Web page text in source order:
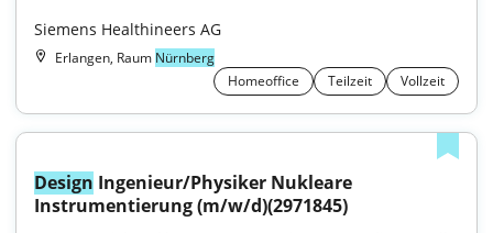
Siemens Healthineers AG
Erlangen, Raum Nürnberg
Homeoffice
Teilzeit Vollzeit
Design Ingenieur/Physiker Nukleare
Instrumentierung (m/w/d)(2971845)